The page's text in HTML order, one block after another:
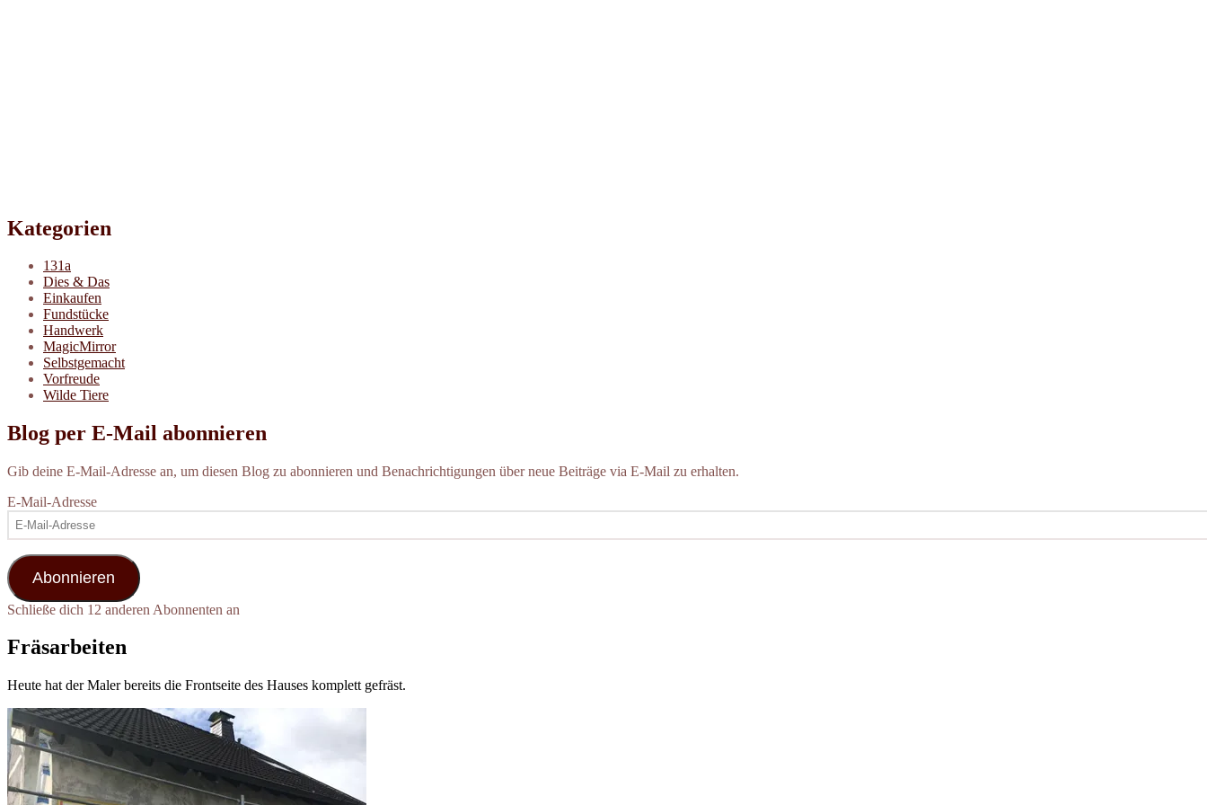
Kategorien
131a
Dies & Das
Einkaufen
Fundstücke
Handwerk
MagicMirror
Selbstgemacht
Vorfreude
Wilde Tiere
Blog per E-Mail abonnieren
Gib deine E-Mail-Adresse an, um diesen Blog zu abonnieren und Benachrichtigungen über neue Beiträge via E-Mail zu erhalten.
E-Mail-Adresse
Abonnieren
Schließe dich 12 anderen Abonnenten an
Fräsarbeiten
Heute hat der Maler bereits die Frontseite des Hauses komplett gefräst.